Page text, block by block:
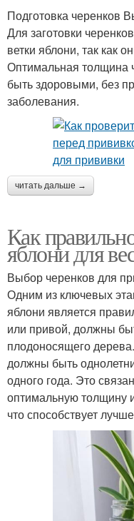
Подготовка черенков
Для заготовки
ветки яблони, так как
Оптимальная толщина
быть здоровыми, без
заболевания.
читать дальше →
Как
яблони для
Выбор черенков для
Одним из ключевых
яблони является
или привой, должны
плодоносящего
должны быть
одного года. Это
оптимальную толщину
что способствует